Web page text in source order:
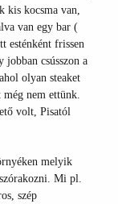
kis kocsma van,
van egy bar (
esténként frissen
csússzon a
olyan steaket
nem ettünk.
volt, Pisatól
melyik
Mi pl.
szép